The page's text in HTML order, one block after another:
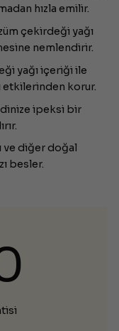
hızla emilir.
çekirdeği yağı
nemlendirir.
yağı içeriği ile
etkilerinden korur.
ipeksi bir
ve diğer doğal
besler.